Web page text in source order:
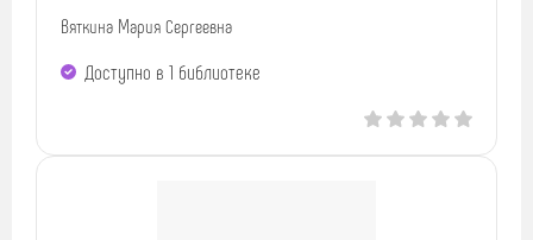
Вяткина Мария Сергеевна
Доступно в 1 библиотекe